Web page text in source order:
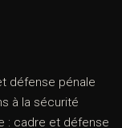
défense pénale
à la sécurité
: cadre et défense